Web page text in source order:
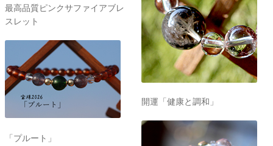
最高品質ピンクサファイアブレ
スレット
「プルート」
開運「健康と調和」